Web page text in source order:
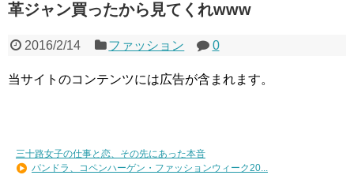
革ジャン買ったから見てくれwww
2016/2/14 ファッション 0
当サイトのコンテンツには広告が含まれます。
三十路女子の仕事と恋、その先にあった本音
パンドラ、コペンハーゲン・ファッションウィーク20...